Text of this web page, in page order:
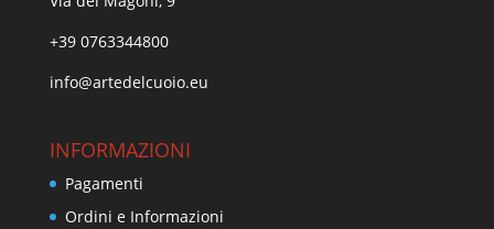
+39 0763344800
info@artedelcuoio.eu
INFORMAZIONI
Pagamenti
Ordini e Informazioni